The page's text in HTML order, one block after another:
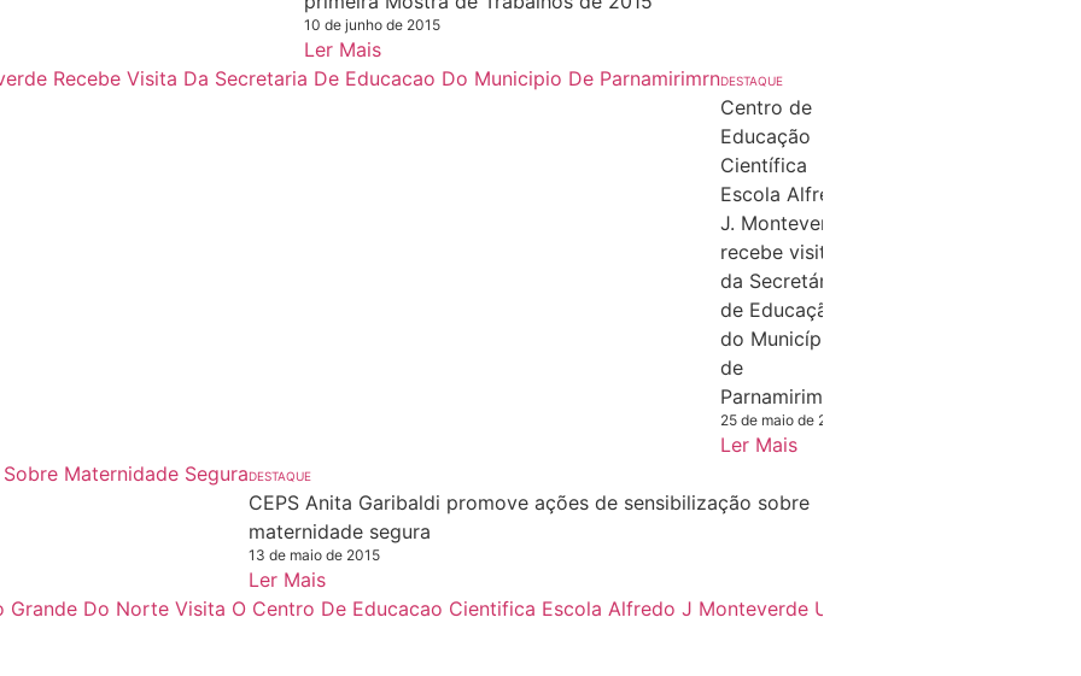
10 de junho de 2015
Ler Mais
DESTAQUE
Centro de
Educação
Científica
Escola Alfredo
J. Monteverde
recebe visita
da Secretária
de Educação
do Município
de
Parnamirim/RN
25 de maio de 2015
Ler Mais
DESTAQUE
CEPS Anita Garibaldi promove ações de sensibilização sobre
maternidade segura
13 de maio de 2015
Ler Mais